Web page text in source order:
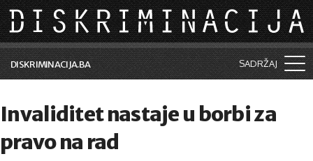
Skip to main content
DISKRIMINACIJA.BA SADRŽAJ
Vijesti i događaji
Aktuelne teme
Invaliditet nastaje u borbi za
pravo na rad